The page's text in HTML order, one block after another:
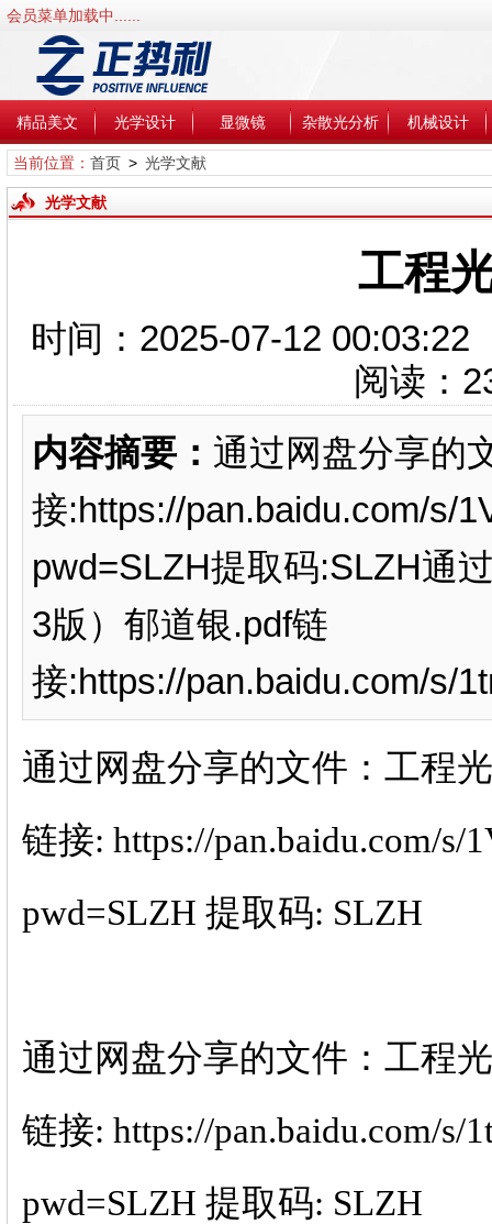
会员菜单加载中......
精品美文 光学设计 显微镜 杂散光分析 机械设计
当前位置： 首页> 光学文献
光学文献
工程
时间：2025-07-12
阅读：
内容摘要： 通过网盘分享的
接:https://pan.baidu.com/s/
pwd=SLZH提取码:SLZH通
3版）郁道银.pdf链
接:https://pan.baidu.com/s/
通过网盘分享的文件：工程
链接: https://pan.baidu.com/s/
pwd=SLZH 提取码: SLZH
通过网盘分享的文件：工程
链接: https://pan.baidu.com/s/
pwd=SLZH 提取码: SLZH